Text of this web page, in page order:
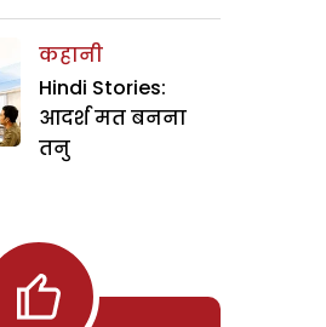
कहानी
Hindi Stories:
आदर्श मत बनना
तनु